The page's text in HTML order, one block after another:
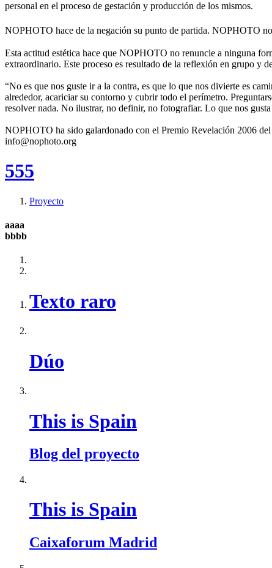
personal en el proceso de gestación y producción de los mismos.
NOPHOTO hace de la negación su punto de partida. NOPHOTO
Esta actitud estética hace que NOPHOTO no renuncie a ninguna
extraordinario. Este proceso es resultado de la reflexión en grupo y
“No es que nos guste ir a la contra, es que lo que nos divierte es
alrededor, acariciar su contorno y cubrir todo el perímetro.
resolver nada. No ilustrar, no definir, no fotografiar. Lo que nos
NOPHOTO ha sido galardonado con el Premio Revelación 2006
info@nophoto.org
555
Proyecto
aaaa
bbbb
Texto raro
Dúo
This is Spain
Blog del proyecto
This is Spain
Caixaforum Madrid